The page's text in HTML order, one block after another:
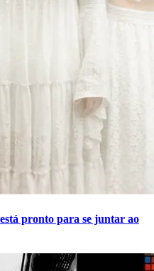
pronto para se juntar ao